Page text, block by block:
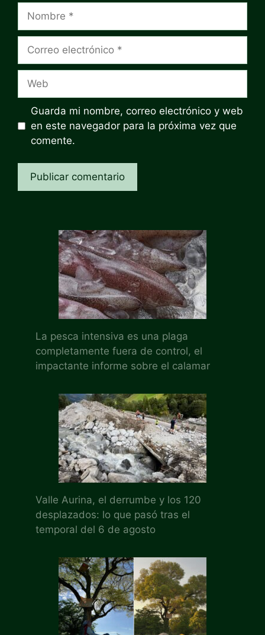
electrónico
Guarda mi nombre, correo electrónico y web
en este navegador para la próxima vez que
comente.
La pesca intensiva es una plaga
completamente fuera de control, el
impactante informe sobre el calamar
Valle Aurina, el derrumbe y los 120
desplazados: lo que pasó tras el
temporal del 6 de agosto